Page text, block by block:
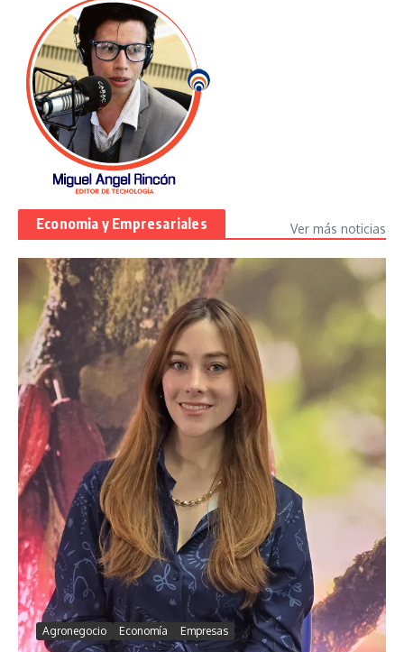
Economia y Empresariales Ver más noticias
Agronegocio Economía Empresas